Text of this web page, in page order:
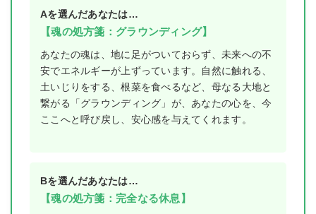
Aを選んだあなたは…
【魂の処方箋：グラウンディング】
あなたの魂は、地に足がついておらず、未来への不
安でエネルギーが上ずっています。自然に触れる、
土いじりをする、根菜を食べるなど、母なる大地と
繋がる「グラウンディング」が、あなたの心を、今
ここへと呼び戻し、安心感を与えてくれます。
Bを選んだあなたは…
【魂の処方箋：完全なる休息】